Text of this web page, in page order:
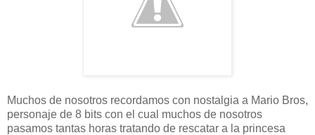
Muchos de nosotros recordamos con nostalgia a Mario Bros,
personaje de 8 bits con el cual muchos de nosotros
pasamos tantas horas tratando de rescatar a la princesa